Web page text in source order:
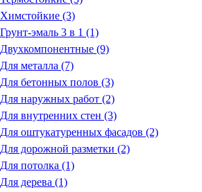
Химстойкие (3)
Грунт-эмаль 3 в 1 (1)
Двухкомпонентные (9)
Для металла (7)
Для бетонных полов (3)
Для наружных работ (2)
Для внутренних стен (3)
Для оштукатуренных фасадов (2)
Для дорожной разметки (2)
Для потолка (1)
Для дерева (1)